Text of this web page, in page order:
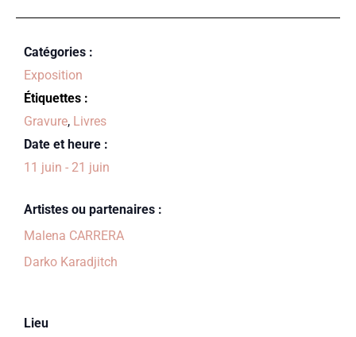
Catégories :
Exposition
Étiquettes :
Gravure, Livres
Date et heure :
11 juin - 21 juin
Artistes ou partenaires :
Malena CARRERA
Darko Karadjitch
Lieu